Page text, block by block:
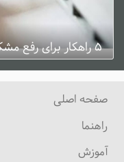
۵ راهکار برای رفع مشکل وصل نشدن کامپیوتر به اینترنت
صفحه اصلی
راهنما
آموزش